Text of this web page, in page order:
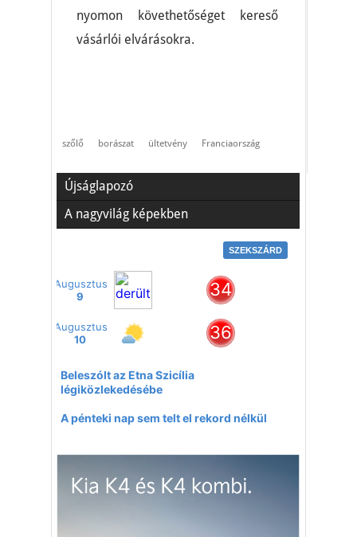
nyomon követhetőséget kereső
vásárlói elvárásokra.
szőlő borászat ültetvény Franciaország
Újságlapozó
A nagyvilág képekben